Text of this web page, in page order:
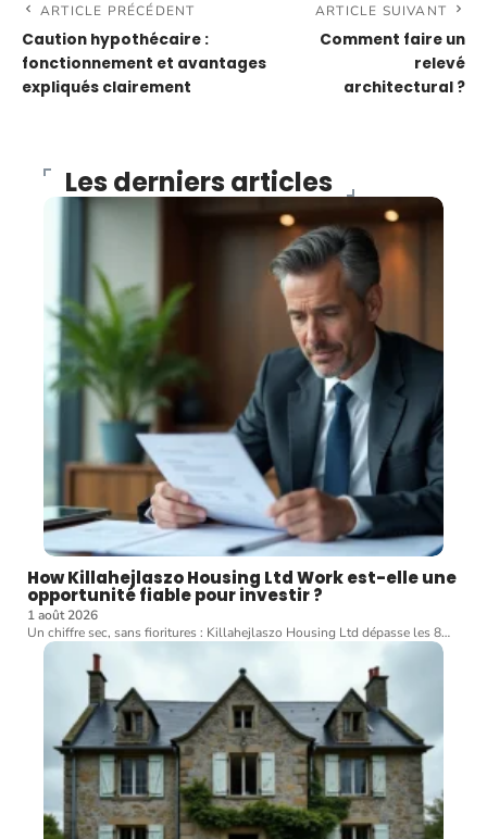
ARTICLE PRÉCÉDENT
Caution hypothécaire :
fonctionnement et avantages
expliqués clairement
ARTICLE SUIVANT
Comment faire un
relevé
architectural ?
Les derniers articles
How Killahejlaszo Housing Ltd Work est-elle une
opportunité fiable pour investir ?
1 août 2026
Un chiffre sec, sans fioritures : Killahejlaszo Housing Ltd dépasse les 8…